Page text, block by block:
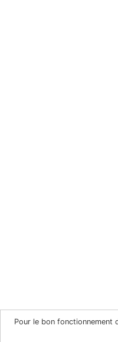
Pour le bon fonctionnement